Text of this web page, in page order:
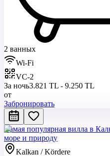
2 ванных
Wi-Fi
VC-2
За ночь3.821 TL - 9.250 TL
от
Забронировать
Самая популярная вилла в
море и природу
Kalkan / Kördere